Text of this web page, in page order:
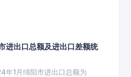
进出口总额及进出口差额统
年1月绵阳市进出口总额为